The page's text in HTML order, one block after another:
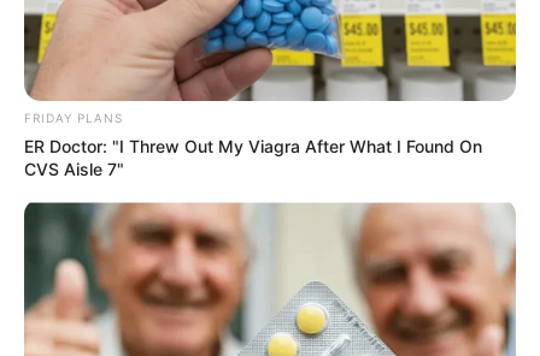
Surgeons: This Simple Method Ends Joint Pain &
Arthritis! Try It!
FRIDAY PLANS
ER Doctor: "I Threw Out My Viagra After What I Found On
CVS Aisle 7"